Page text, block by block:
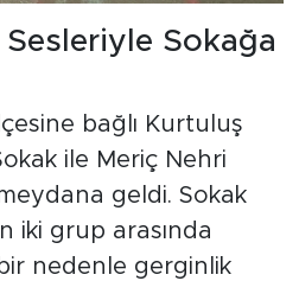
Sokağa
bağlı Kurtuluş
ile Meriç Nehri
geldi. Sokak
iki grup arasında
nedenle gerginlik